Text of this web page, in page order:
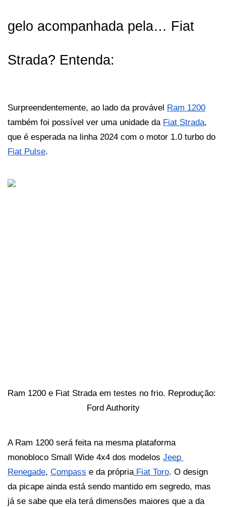
gelo acompanhada pela… Fiat
Strada? Entenda:
Surpreendentemente, ao lado da provável Ram 1200
também foi possível ver uma unidade da Fiat Strada,
Fiat Pulse.
Ram 1200 e Fiat Strada em testes no frio. Reprodução:
Ford Authority
A Ram 1200 será feita na mesma plataforma
monobloco Small Wide 4x4 dos modelos Jeep
Renegade, Compass e da própria Fiat Toro. O design
da picape ainda está sendo mantido em segredo, mas
já se sabe que ela terá dimensões maiores que a da